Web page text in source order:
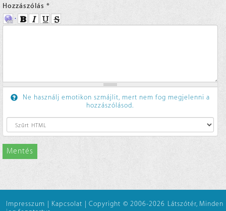
Hozzászólás *
Ne használj emotikon szmájlit, mert nem fog megjelenni a
hozzászólásod.
Mentés
Impresszum | Kapcsolat | Copyright © 2006-2026 Látszótér, Minden